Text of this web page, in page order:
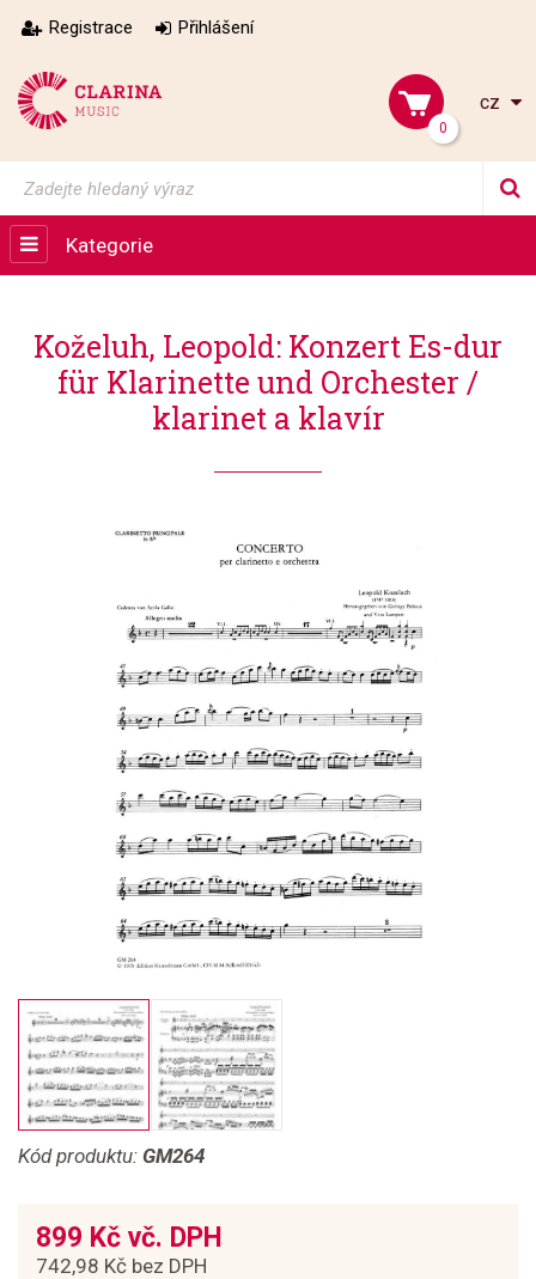
Registrace Přihlášení
0
cz
Kategorie
Koželuh, Leopold: Konzert Es-dur
für Klarinette und Orchester /
klarinet a klavír
Kód produktu: GM264
899 Kč vč. DPH
742,98 Kč bez DPH